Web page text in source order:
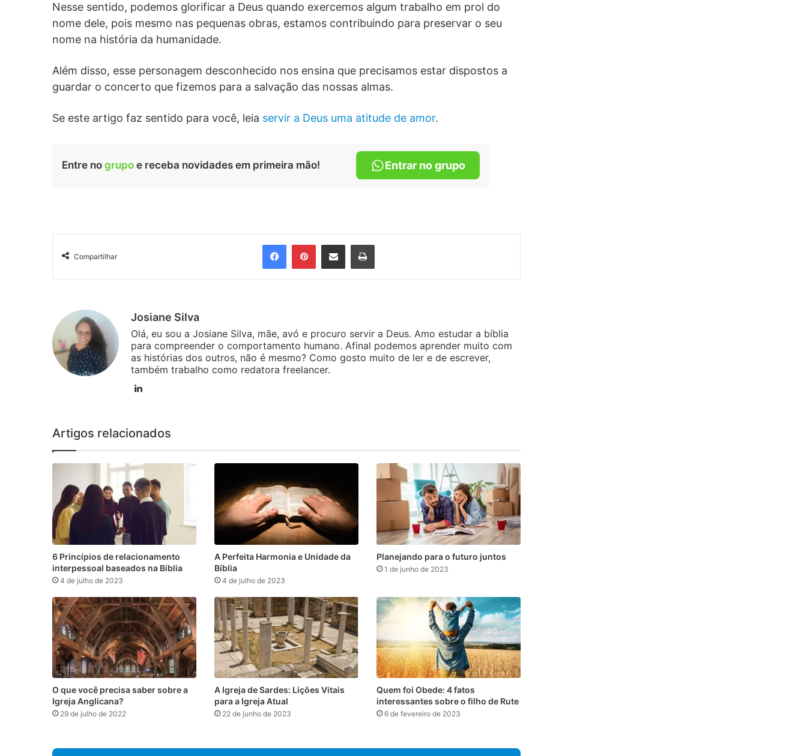
Nesse sentido, podemos glorificar a Deus quando exercemos algum trabalho em prol do
nome dele, pois mesmo nas pequenas obras, estamos contribuindo para preservar o seu
nome na história da humanidade.
Além disso, esse personagem desconhecido nos ensina que precisamos estar dispostos a
guardar o concerto que fizemos para a salvação das nossas almas.
Se este artigo faz sentido para você, leia servir a Deus uma atitude de amor.
Entre no grupo e receba novidades em primeira mão! Entrar no grupo
Compartilhar
FacebookPinterest
Compartilhar via e-mail Imprimir
Josiane Silva
Olá, eu sou a Josiane Silva, mãe, avó e procuro servir a Deus. Amo estudar a bíblia
para compreender o comportamento humano. Afinal podemos aprender muito com
as histórias dos outros, não é mesmo? Como gosto muito de ler e de escrever,
também trabalho como redatora freelancer.
Artigos relacionados
6 Princípios de relacionamento
interpessoal baseados na Bíblia
4 de julho de 2023
A Perfeita Harmonia e Unidade da
Bíblia
4 de julho de 2023
Planejando para o futuro juntos
1 de junho de 2023
O que você precisa saber sobre a
Igreja Anglicana?
29 de julho de 2022
A Igreja de Sardes: Lições Vitais
para a Igreja Atual
22 de junho de 2023
Quem foi Obede: 4 fatos
interessantes sobre o filho de Rute
6 de fevereiro de 2023